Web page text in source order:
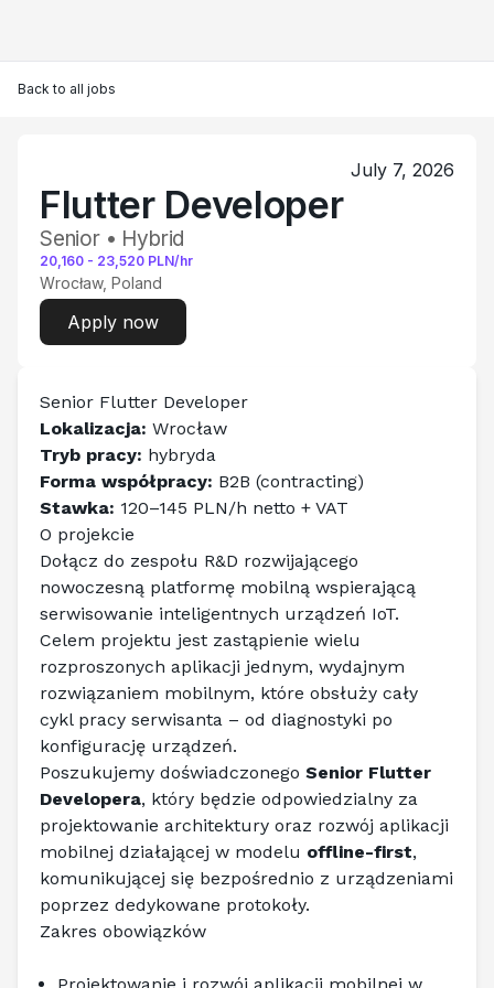
Back to all jobs
July 7, 2026
Flutter Developer
Senior • Hybrid
20,160 - 23,520 PLN/hr
Wrocław, Poland
Apply now
Senior Flutter Developer
Lokalizacja: Wrocław
Tryb pracy: hybryda
Forma współpracy: B2B (contracting)
Stawka: 120–145 PLN/h netto + VAT
O projekcie
Dołącz do zespołu R&D rozwijającego
nowoczesną platformę mobilną wspierającą
serwisowanie inteligentnych urządzeń IoT.
Celem projektu jest zastąpienie wielu
rozproszonych aplikacji jednym, wydajnym
rozwiązaniem mobilnym, które obsłuży cały
cykl pracy serwisanta – od diagnostyki po
konfigurację urządzeń.
Poszukujemy doświadczonego Senior Flutter
Developera, który będzie odpowiedzialny za
projektowanie architektury oraz rozwój aplikacji
mobilnej działającej w modelu offline-first,
komunikującej się bezpośrednio z urządzeniami
poprzez dedykowane protokoły.
Zakres obowiązków